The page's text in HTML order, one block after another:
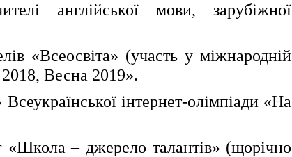
англійської мови, зарубіжної
«Всеосвіта» (участь у міжнародній
2018, Весна 2019».
інтернет-олімпіади «На
– джерело талантів» (щорічно